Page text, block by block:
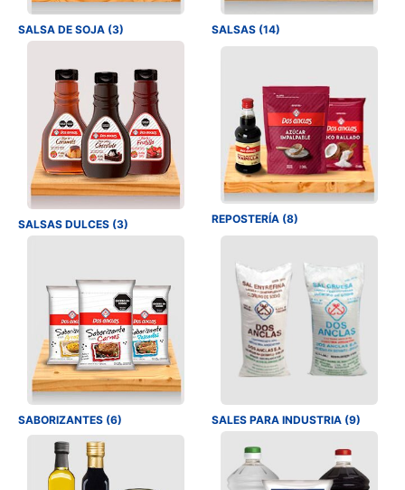
SALSA DE SOJA (3) SALSAS (14)
SALSAS DULCES (3) REPOSTERÍA (8)
SABORIZANTES (6) SALES PARA INDUSTRIA (9)